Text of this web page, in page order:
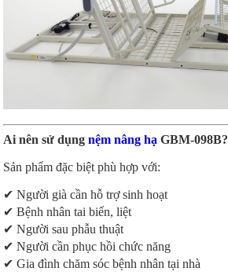
Ai nên sử dụngnệm nâng hạ GBM-098B?
Sản phẩm đặc biệt phù hợp với:
✔ Người già cần hỗ trợ sinh hoạt
✔ Bệnh nhân tai biến, liệt
✔ Người sau phẫu thuật
✔ Người cần phục hồi chức năng
✔ Gia đình chăm sóc bệnh nhân tại nhà